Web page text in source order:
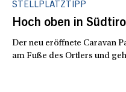
STELLPLATZTIPP
Hoch oben in
Der neu eröffnete Caravan
am Fuße des Ortlers und